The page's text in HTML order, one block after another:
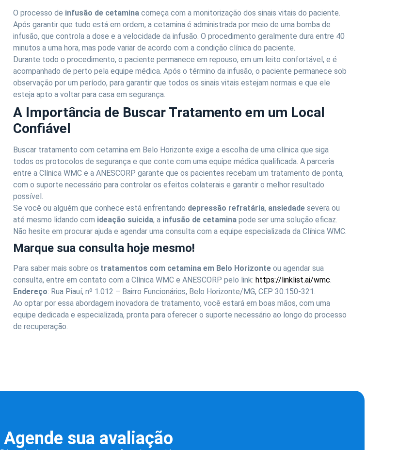
O processo de infusão de cetamina começa com a monitorização dos sinais vitais do paciente.
Após garantir que tudo está em ordem, a cetamina é administrada por meio de uma bomba de
infusão, que controla a dose e a velocidade da infusão. O procedimento geralmente dura entre 40
minutos a uma hora, mas pode variar de acordo com a condição clínica do paciente.
Durante todo o procedimento, o paciente permanece em repouso, em um leito confortável, e é
acompanhado de perto pela equipe médica. Após o término da infusão, o paciente permanece sob
observação por um período, para garantir que todos os sinais vitais estejam normais e que ele
esteja apto a voltar para casa em segurança.
A Importância de Buscar Tratamento em um Local
Confiável
Buscar tratamento com cetamina em Belo Horizonte exige a escolha de uma clínica que siga
todos os protocolos de segurança e que conte com uma equipe médica qualificada. A parceria
entre a Clínica WMC e a ANESCORP garante que os pacientes recebam um tratamento de ponta,
com o suporte necessário para controlar os efeitos colaterais e garantir o melhor resultado
possível.
Se você ou alguém que conhece está enfrentando depressão refratária, ansiedade severa ou
até mesmo lidando com ideação suicida, a infusão de cetamina pode ser uma solução eficaz.
Não hesite em procurar ajuda e agendar uma consulta com a equipe especializada da Clínica WMC.
Marque sua consulta hoje mesmo!
Para saber mais sobre os tratamentos com cetamina em Belo Horizonte ou agendar sua
consulta, entre em contato com a Clínica WMC e ANESCORP pelo link: https://linklist.ai/wmc.
Endereço: Rua Piauí, nº 1.012 – Bairro Funcionários, Belo Horizonte/MG, CEP 30.150-321.
Ao optar por essa abordagem inovadora de tratamento, você estará em boas mãos, com uma
equipe dedicada e especializada, pronta para oferecer o suporte necessário ao longo do processo
de recuperação.
Agende sua avaliação